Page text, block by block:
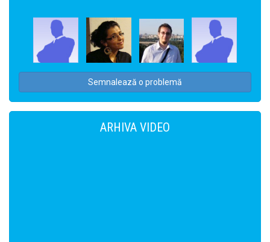
Semnalează o problemă
ARHIVA VIDEO